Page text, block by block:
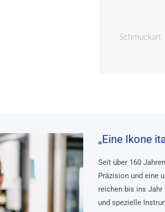
Schmuckart
„Eine Ikone
Seit über 160
Präzision und eine
reichen bis ins Jahr
und spezielle